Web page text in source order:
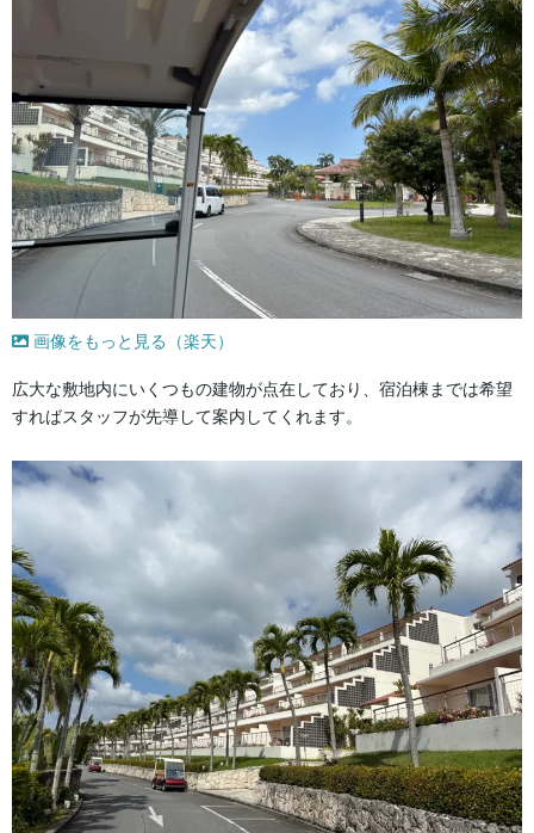
画像をもっと見る（楽天）
広大な敷地内にいくつもの建物が点在しており、宿泊棟までは希望
すればスタッフが先導して案内してくれます。